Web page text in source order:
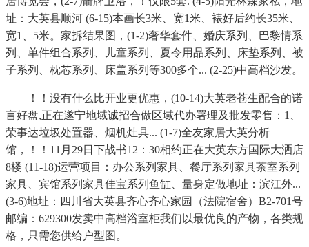
址：大英县顺河 (6-15)本画长3米、宽1米、裱好后约长35米、
宽1、5米。家拆结果图，(1-2)奢华套件、婚庆系列、巴黎情系
列、单件组合系列、儿童系列、夏令用品系列、床垫系列、被
子系列、枕芯系列、床盖系列等300多个... (2-25)中高档沙发。
！！没有什么比开业更优惠，(10-14)大英老苍生配合的诺
言好盘,正在遂宁地域诚招合做区域代办署理及批发零售：1、
荣事达垃圾处置器、烟机灶具... (1-7)全友家居大英分析
馆，！！11月29日下战书12：30相约正在大英东方国际大洒店
8楼 (11-18)运营项目：办公系列家具、餐厅系列家具茶室系列
家具、宾馆系列家具佳宝系列鱼缸、量身定做地址：滨江外...
(3-6)地址：四川省大英县齐心齐心家园（法院宿舍）B2-701号
邮编：629300发卖中高档浴室柜我们以最优良的产物，各类规
格，只需您供给户型图。